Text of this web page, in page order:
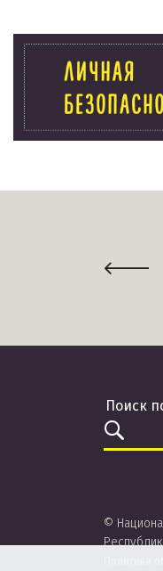
©